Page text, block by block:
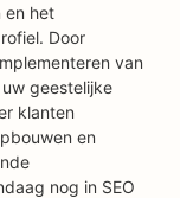
en het
Door
van
geestelijke
klanten
en
nog in SEO